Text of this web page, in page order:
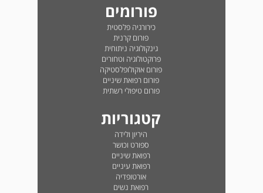
פורומים
כירורגיה פלסטית
פורום קרנית
גינקולוגיה ניתוחית
פרוקטולוגיה וטחורים
פורום אוקולופלסטיקה
פורום רפואת שיניים
פורום טיפולי רשתית
קטגוריות
היריון ולידה
ספורט וכושר
רפואת שיניים
רפואת עיניים
אורטופדיה
רפואת נשים